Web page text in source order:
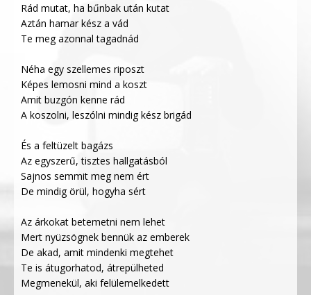
Rád mutat, ha bűnbak után kutat
Aztán hamar kész a vád
Te meg azonnal tagadnád
Néha egy szellemes riposzt
Képes lemosni mind a koszt
Amit buzgón kenne rád
A koszolni, leszólni mindig kész brigád
És a feltüzelt bagázs
Az egyszerű, tisztes hallgatásból
Sajnos semmit meg nem ért
De mindig örül, hogyha sért
Az árkokat betemetni nem lehet
Mert nyüzsögnek bennük az emberek
De akad, amit mindenki megtehet
Te is átugorhatod, átrepülheted
Megmenekül, aki felülemelkedett